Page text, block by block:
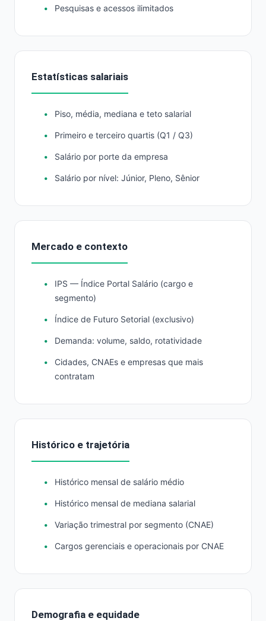
Pesquisas e acessos ilimitados
Estatísticas salariais
Piso, média, mediana e teto salarial
Primeiro e terceiro quartis (Q1 / Q3)
Salário por porte da empresa
Salário por nível: Júnior, Pleno, Sênior
Mercado e contexto
IPS — Índice Portal Salário (cargo e
segmento)
Índice de Futuro Setorial (exclusivo)
Demanda: volume, saldo, rotatividade
Cidades, CNAEs e empresas que mais
contratam
Histórico e trajetória
Histórico mensal de salário médio
Histórico mensal de mediana salarial
Variação trimestral por segmento (CNAE)
Cargos gerenciais e operacionais por CNAE
Demografia e equidade